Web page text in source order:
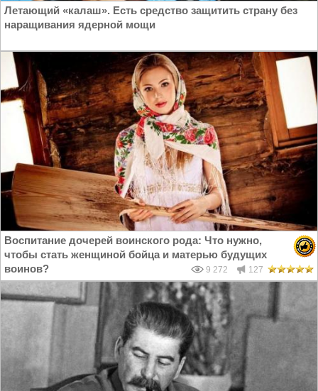
Летающий «калаш». Есть средство защитить страну без
наращивания ядерной мощи
Воспитание дочерей воинского рода: Что нужно,
чтобы стать женщиной бойца и матерью будущих
воинов?
9 272 127